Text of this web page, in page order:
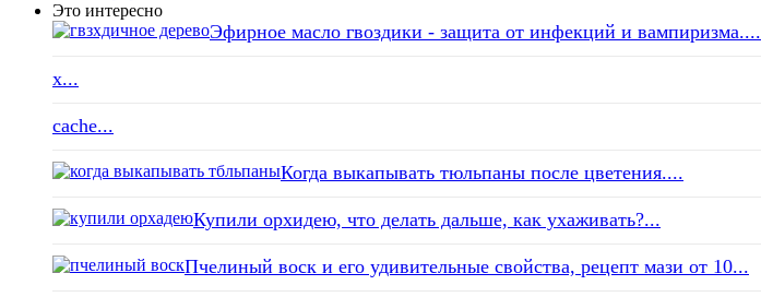
Это интересно
Эфирное масло гвоздики - защита от инфекций и вампиризма....
x...
cache...
Когда выкапывать тюльпаны после цветения....
Купили орхидею, что делать дальше, как ухаживать?...
Пчелиный воск и его удивительные свойства, рецепт мази от 10...